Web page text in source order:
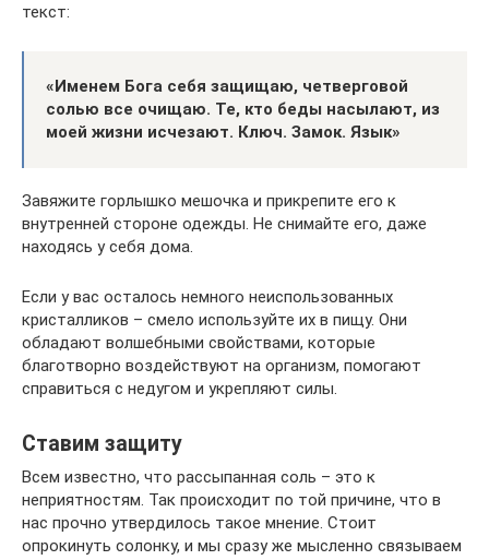
текст:
«Именем Бога себя защищаю, четверговой
солью все очищаю. Те, кто беды насылают, из
моей жизни исчезают. Ключ. Замок. Язык»
Завяжите горлышко мешочка и прикрепите его к
внутренней стороне одежды. Не снимайте его, даже
находясь у себя дома.
Если у вас осталось немного неиспользованных
кристалликов – смело используйте их в пищу. Они
обладают волшебными свойствами, которые
благотворно воздействуют на организм, помогают
справиться с недугом и укрепляют силы.
Ставим защиту
Всем известно, что рассыпанная соль – это к
неприятностям. Так происходит по той причине, что в
нас прочно утвердилось такое мнение. Стоит
опрокинуть солонку, и мы сразу же мысленно связываем